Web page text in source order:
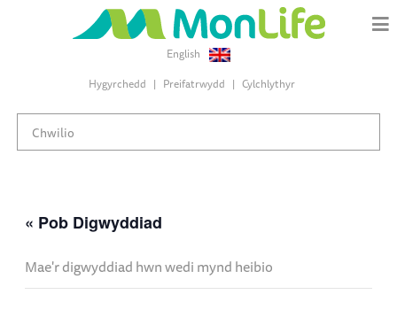
English
Hygyrchedd
Preifatrwydd Cylchlythyr
« Pob Digwyddiad
Mae'r digwyddiad hwn wedi mynd heibio